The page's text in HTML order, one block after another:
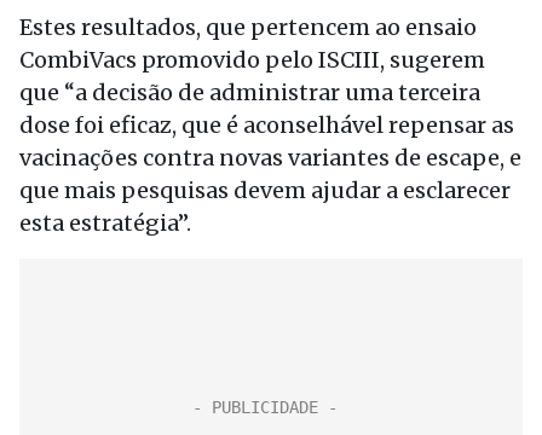
Estes resultados, que pertencem ao ensaio
CombiVacs promovido pelo ISCIII, sugerem
que “a decisão de administrar uma terceira
dose foi eficaz, que é aconselhável repensar as
vacinações contra novas variantes de escape, e
que mais pesquisas devem ajudar a esclarecer
esta estratégia”.